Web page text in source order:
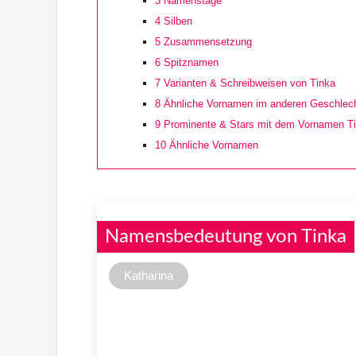
4 Silben
5 Zusammensetzung
6 Spitznamen
7 Varianten & Schreibweisen von Tinka
8 Ähnliche Vornamen im anderen
9 Prominente & Stars mit dem Vornamen
10 Ähnliche Vornamen
Namensbedeutung von Tinka
Katharina